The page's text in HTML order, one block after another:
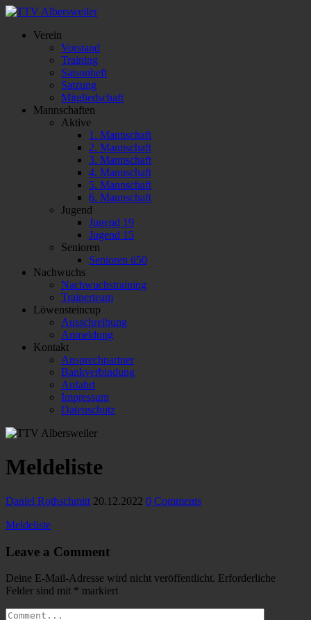
Verein
Vorstand
Training
Saisonheft
Satzung
Mitgliedschaft
Mannschaften
Aktive
1. Mannschaft
2. Mannschaft
3. Mannschaft
4. Mannschaft
5. Mannschaft
6. Mannschaft
Jugend
Jugend 19
Jugend 15
Senioren
Senioren ü50
Nachwuchs
Nachwuchstraining
Trainerteam
Löwensteincup
Ausschreibung
Anmeldung
Kontakt
Ansprechpartner
Bankverbindung
Anfahrt
Impressum
Datenschutz
Meldeliste
Daniel Rothschmitt 20.12.2022 0 Comments
Meldeliste
Leave a Comment
Deine E-Mail-Adresse wird nicht veröffentlicht. Erforderliche
Felder sind mit * markiert